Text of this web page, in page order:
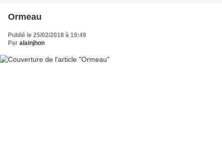
Ormeau
Publié le 25/02/2018 à 19:49
Par alainjhon